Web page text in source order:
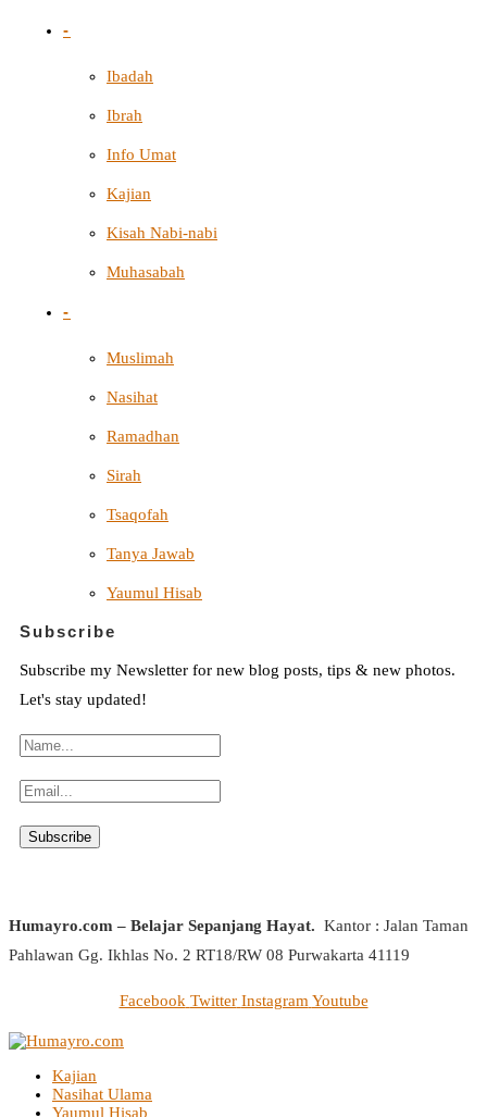
-
Ibadah
Ibrah
Info Umat
Kajian
Kisah Nabi-nabi
Muhasabah
-
Muslimah
Nasihat
Ramadhan
Sirah
Tsaqofah
Tanya Jawab
Yaumul Hisab
Subscribe
Subscribe my Newsletter for new blog posts, tips & new photos.
Let's stay updated!
Humayro.com – Belajar Sepanjang Hayat. Kantor : Jalan Taman
Pahlawan Gg. Ikhlas No. 2 RT18/RW 08 Purwakarta 41119
Facebook Twitter Instagram Youtube
Kajian
Nasihat Ulama
Yaumul Hisab